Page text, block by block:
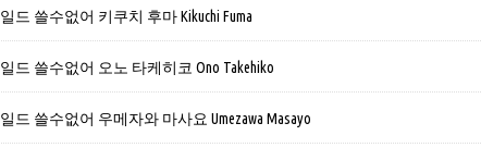
일드 쓸수없어 키쿠치 후마 Kikuchi Fuma
일드 쓸수없어 오노 타케히코 Ono Takehiko
일드 쓸수없어 우메자와 마사요 Umezawa Masayo